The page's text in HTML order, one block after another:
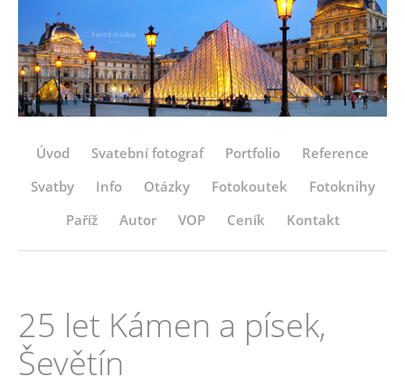
Úvod Svatební fotograf Portfolio
Reference
Svatby
Info Otázky Fotokoutek
Fotoknihy
Paříž
Autor VOP Ceník Kontakt
25 let Kámen a písek,
Ševětín